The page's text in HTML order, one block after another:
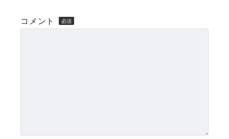
コメント